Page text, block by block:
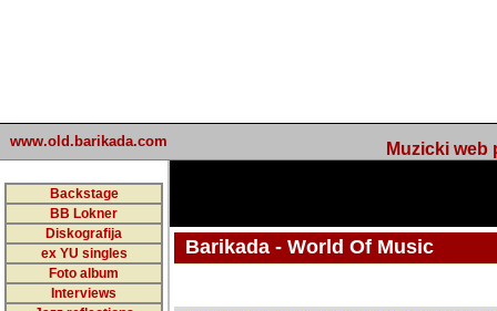
www.old.barikada.com Muzicki web
Backstage
BB Lokner
Diskografija
ex YU singles
Foto album
Interviews
Barikada - World Of Music